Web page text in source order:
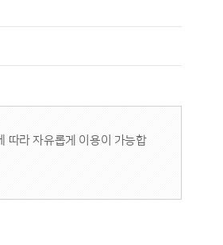
따라 자유롭게 이용이 가능합